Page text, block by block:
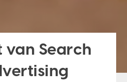
van Search